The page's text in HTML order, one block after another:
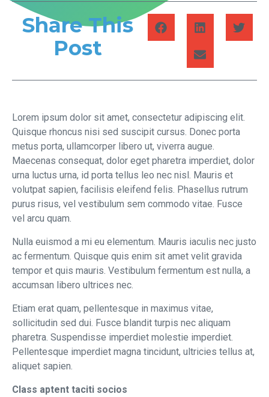
Share This
Post
Lorem ipsum dolor sit amet, consectetur adipiscing elit.
Quisque rhoncus nisi sed suscipit cursus. Donec porta
metus porta, ullamcorper libero ut, viverra augue.
Maecenas consequat, dolor eget pharetra imperdiet, dolor
urna luctus urna, id porta tellus leo nec nisl. Mauris et
volutpat sapien, facilisis eleifend felis. Phasellus rutrum
purus risus, vel vestibulum sem commodo vitae. Fusce
vel arcu quam.
Nulla euismod a mi eu elementum. Mauris iaculis nec justo
ac fermentum. Quisque quis enim sit amet velit gravida
tempor et quis mauris. Vestibulum fermentum est nulla, a
accumsan libero ultrices nec.
Etiam erat quam, pellentesque in maximus vitae,
sollicitudin sed dui. Fusce blandit turpis nec aliquam
pharetra. Suspendisse imperdiet molestie imperdiet.
Pellentesque imperdiet magna tincidunt, ultricies tellus at,
aliquet sapien.
Class aptent taciti socios